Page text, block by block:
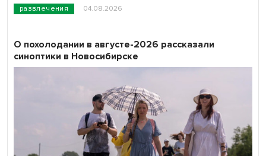
развлечения 04.08.2026
О похолодании в августе-2026 рассказали
синоптики в Новосибирске